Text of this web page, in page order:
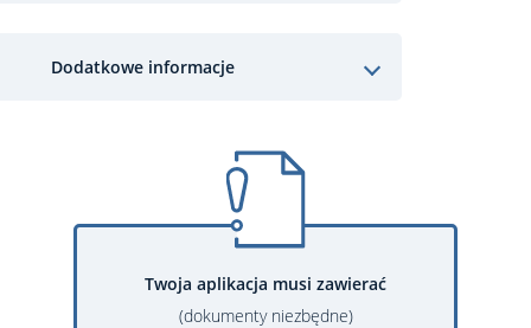
Dodatkowe informacje
Twoja aplikacja musi zawierać
(dokumenty niezbędne)